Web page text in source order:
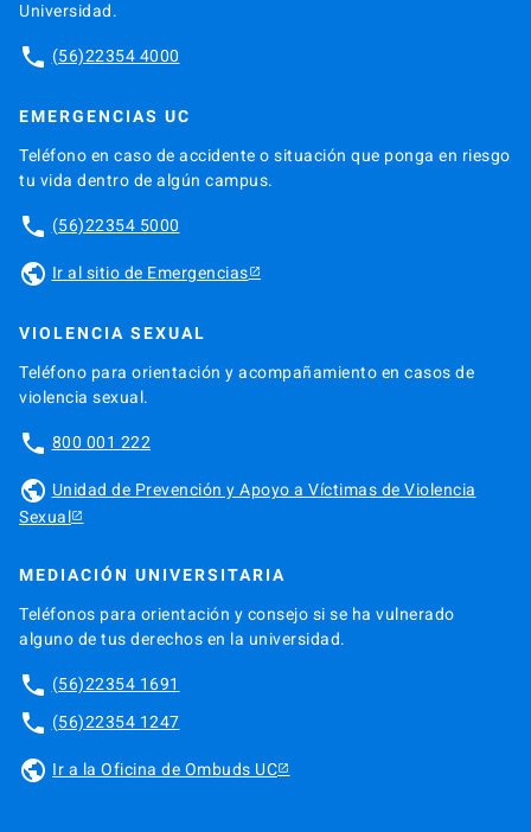
Universidad.
phone (56)22354 4000
EMERGENCIAS UC
Teléfono en caso de accidente o situación que ponga en riesgo
tu vida dentro de algún campus.
phone (56)22354 5000
public Ir al sitio de Emergencias
VIOLENCIA SEXUAL
Teléfono para orientación y acompañamiento en casos de
violencia sexual.
phone 800 001 222
public Unidad de Prevención y Apoyo a Víctimas de Violencia
Sexual
MEDIACIÓN UNIVERSITARIA
Teléfonos para orientación y consejo si se ha vulnerado
alguno de tus derechos en la universidad.
phone (56)22354 1691
phone (56)22354 1247
public Ir a la Oficina de Ombuds UC